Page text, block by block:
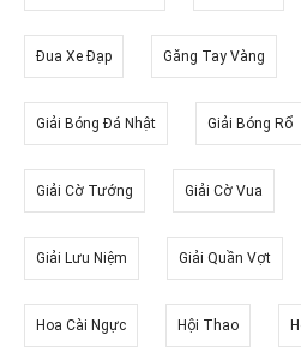
Đua Xe Đạp Găng Tay Vàng
Giải Bóng Đá Nhật Giải Bóng Rổ
Giải Cờ Tướng Giải Cờ Vua
Giải Lưu Niệm Giải Quần Vợt
Hoa Cài Ngực Hội Thao